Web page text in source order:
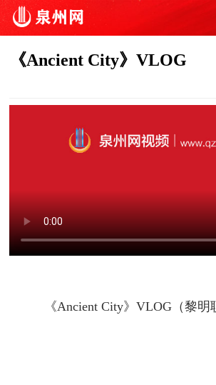
《Ancient City》VLOG
《Ancient City》VLOG（黎明